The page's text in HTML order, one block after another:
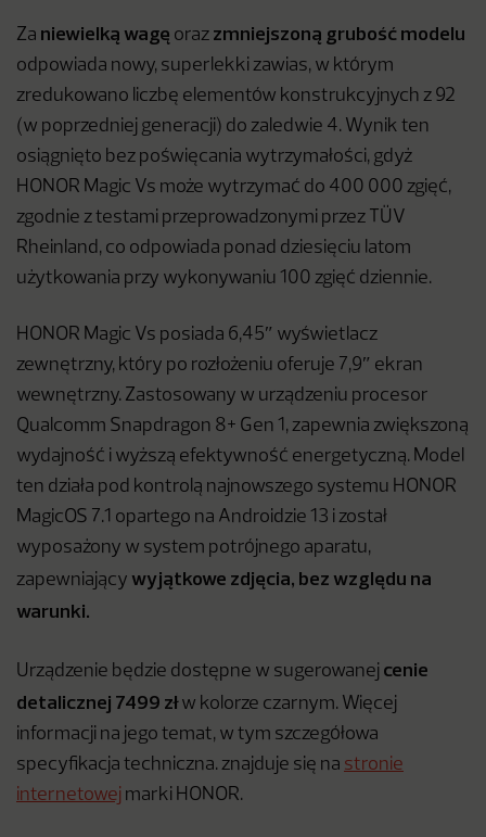
Za niewielką wagę oraz zmniejszoną grubość modelu
odpowiada nowy, superlekki zawias, w którym
zredukowano liczbę elementów konstrukcyjnych z 92
(w poprzedniej generacji) do zaledwie 4. Wynik ten
osiągnięto bez poświęcania wytrzymałości, gdyż
HONOR Magic Vs może wytrzymać do 400 000 zgięć,
zgodnie z testami przeprowadzonymi przez TÜV
Rheinland, co odpowiada ponad dziesięciu latom
użytkowania przy wykonywaniu 100 zgięć dziennie.
HONOR Magic Vs posiada 6,45″ wyświetlacz
zewnętrzny, który po rozłożeniu oferuje 7,9″ ekran
wewnętrzny. Zastosowany w urządzeniu procesor
Qualcomm Snapdragon 8+ Gen 1, zapewnia zwiększoną
wydajność i wyższą efektywność energetyczną. Model
ten działa pod kontrolą najnowszego systemu HONOR
MagicOS 7.1 opartego na Androidzie 13 i został
wyposażony w system potrójnego aparatu,
zapewniający wyjątkowe zdjęcia, bez względu na
warunki.
Urządzenie będzie dostępne w sugerowanej cenie
detalicznej 7499 złw kolorze czarnym. Więcej
informacji na jego temat, w tym szczegółowa
specyfikacja techniczna. znajduje się na stronie
internetowej marki HONOR.